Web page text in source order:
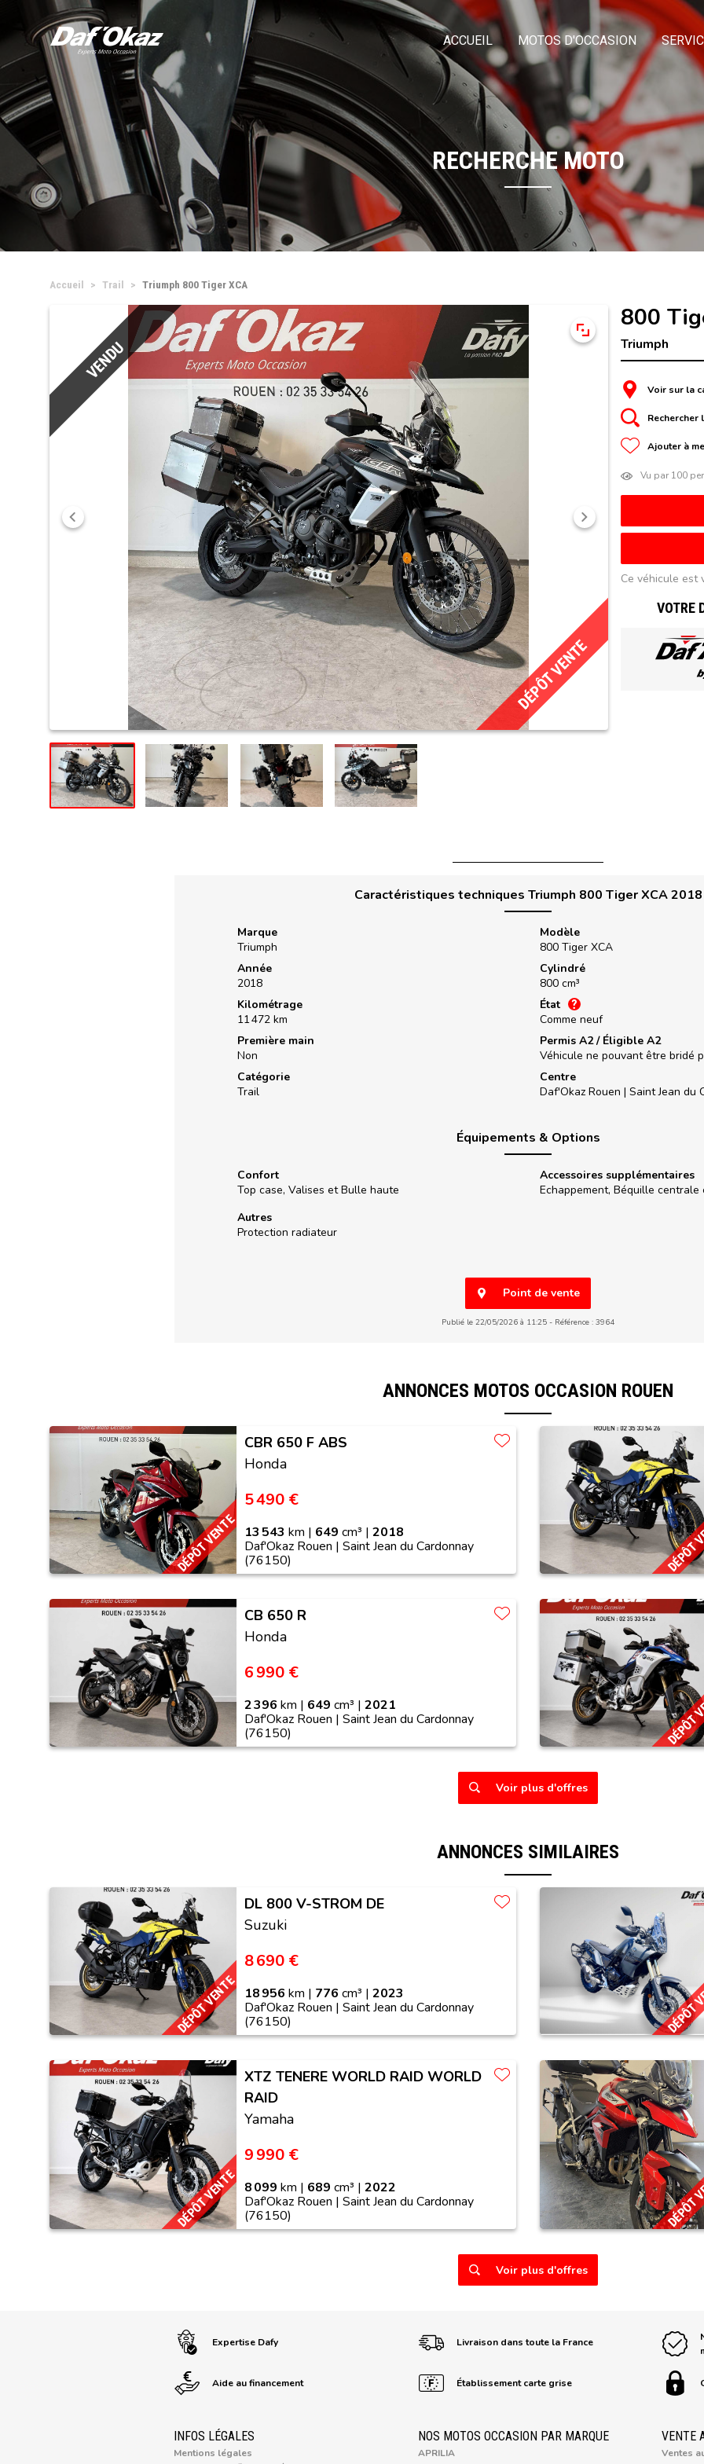
ACCUEIL MOTOS D'OCCASION
RECHERCHE MOTO
Accueil Trail Triumph 800 Tiger XCA
Précédent Suivant
VENDU
DÉPÔT VENTE
800
Triumph
Voir sur la
Rechercher
Ajouter à
Vu par 100
Ce véhicule est
VOTRE
Caractéristiques techniques Triumph 800 Tiger XCA 2018
Marque
Triumph
Modèle
800 Tiger XCA
Année
2018
Cylindré
800 cm³
Kilométrage
11 472 km
État
Comme neuf
Première main
Non
Permis A2 / Éligible A2
Véhicule ne pouvant être bridé
Catégorie
Trail
Centre
Daf'Okaz Rouen | Saint Jean du
Équipements & Options
Confort
Top case, Valises et Bulle haute
Accessoires supplémentaires
Echappement, Béquille
Autres
Protection radiateur
Point de vente
Publié le 22/05/2026 à 11:25 Référence : 3964
ANNONCES MOTOS OCCASION ROUEN
DÉPÔT VENTE
CBR 650 F ABS
Honda
5 490 €
13 543 km | 649 cm³ | 2018
Daf'Okaz Rouen | Saint Jean du Cardonnay
(76150)
CB 650 R
Honda
6 990 €
2 396 km | 649 cm³ | 2021
Daf'Okaz Rouen | Saint Jean du Cardonnay
(76150)
Voir plus d'offres
ANNONCES SIMILAIRES
DÉPÔT VENTE
DL 800 V-STROM DE
Suzuki
8 690 €
18 956 km | 776 cm³ | 2023
Daf'Okaz Rouen | Saint Jean du Cardonnay
(76150)
DÉPÔT VENTE
XTZ TENERE WORLD RAID WORLD
RAID
Yamaha
9 990 €
8 099 km | 689 cm³ | 2022
Daf'Okaz Rouen | Saint Jean du Cardonnay
(76150)
Voir plus d'offres
Expertise Dafy Livraison dans toute la France
Aide au financement Établissement carte grise
INFOS LÉGALES
Mentions légales
NOS MOTOS OCCASION PAR MARQUE
APRILIA
VENTE
Ventes